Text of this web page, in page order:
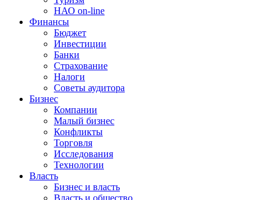
НАО on-line
Финансы
Бюджет
Инвестиции
Банки
Страхование
Налоги
Советы аудитора
Бизнес
Компании
Малый бизнес
Конфликты
Торговля
Исследования
Технологии
Власть
Бизнес и власть
Власть и общество